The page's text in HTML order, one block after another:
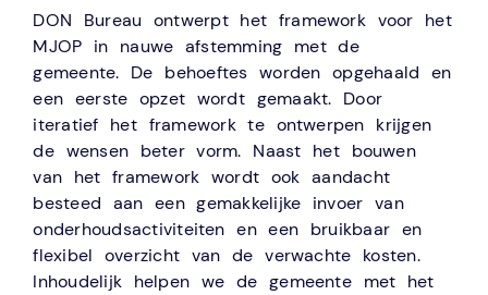
DON Bureau ontwerpt het framework voor het
MJOP in nauwe afstemming met de
gemeente. De behoeftes worden opgehaald en
een eerste opzet wordt gemaakt. Door
iteratief het framework te ontwerpen krijgen
de wensen beter vorm. Naast het bouwen
van het framework wordt ook aandacht
besteed aan een gemakkelijke invoer van
onderhoudsactiviteiten en een bruikbaar en
flexibel overzicht van de verwachte kosten.
Inhoudelijk helpen we de gemeente met het